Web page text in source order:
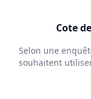
Cote
Selon une
souhaitent